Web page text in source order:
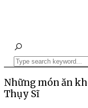
Những món ăn
Thụy Sĩ